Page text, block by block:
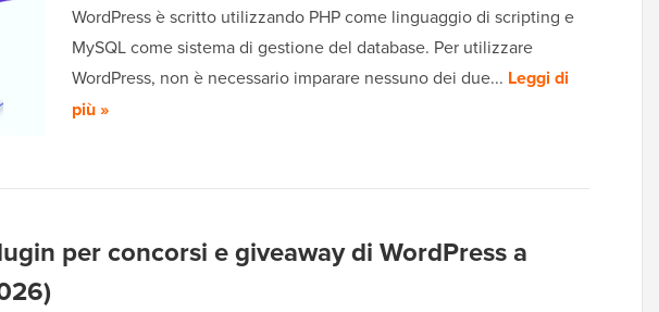
WordPress è scritto utilizzando PHP come linguaggio di scripting e
MySQL come sistema di gestione del database. Per utilizzare
WordPress, non è necessario imparare nessuno dei due... Leggi di
più »
per concorsi e giveaway di WordPress a